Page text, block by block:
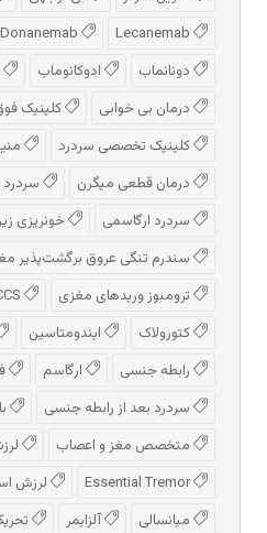
دونانماب
ادوكانوماب
درمان بی خوابی
کلینیک
کلینیک تخصصی سردرد
درمان قطعی میگرن
سردرد ارگاسمی
خونریزی
سندرم تنگی عروق برگشت‌پذیر
ترومبوز وریدهای مغزی
کتورولاک
ایندومتاسین
رابطه جنسی
ارگاسم
سردرد بعد از رابطه جنسی
متخصص مغز و اعصاب
لرزش
میانسالی
آلزایمر